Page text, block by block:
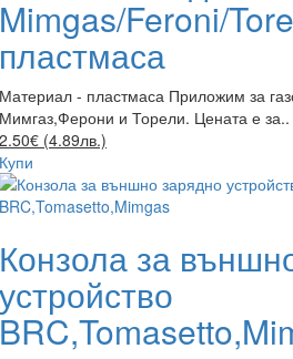
Mimgas/Feroni/
пластмаса
Материал - пластмаса Приложим за
Мимгаз,Ферони и Торели. Цената е за..
2.50€ (4.89лв.)
Купи
Конзола за
устройство